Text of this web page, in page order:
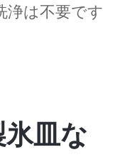
浄は不要です
皿な